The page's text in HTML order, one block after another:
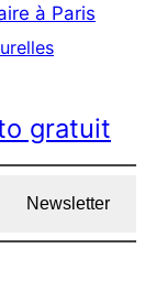
à Paris
gratuit
Newsletter